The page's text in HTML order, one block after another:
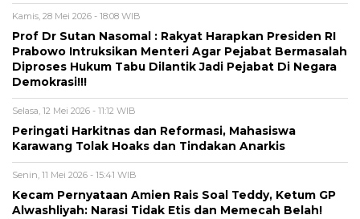
Kamis, 28 Mei 2026 - 18:08 WIB
Prof Dr Sutan Nasomal : Rakyat Harapkan Presiden RI
Prabowo Intruksikan Menteri Agar Pejabat Bermasalah
Diproses Hukum Tabu Dilantik Jadi Pejabat Di Negara
Demokrasi!!!
Selasa, 12 Mei 2026 - 11:12 WIB
Peringati Harkitnas dan Reformasi, Mahasiswa
Karawang Tolak Hoaks dan Tindakan Anarkis
Senin, 11 Mei 2026 - 15:41 WIB
Kecam Pernyataan Amien Rais Soal Teddy, Ketum GP
Alwashliyah: Narasi Tidak Etis dan Memecah Belah!